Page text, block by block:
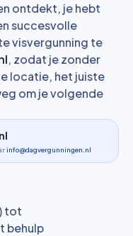
ontdekt, je hebt
succesvolle
visvergunning te
, zodat je zonder
locatie, het juiste
om je volgende
info@dagvergunningen.nl
tot
behulp